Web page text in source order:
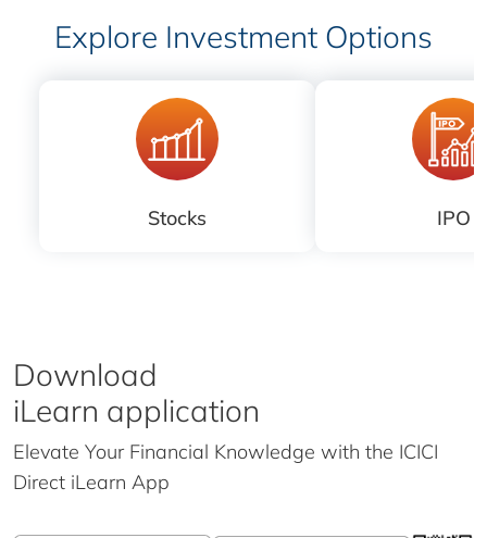
Explore Investment Options
Stocks IPO
Download
iLearn application
Elevate Your Financial Knowledge with the ICICI
Direct iLearn App